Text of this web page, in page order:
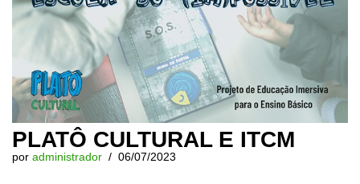
PLATÔ CULTURAL E ITCM
por administrador 06/07/2023